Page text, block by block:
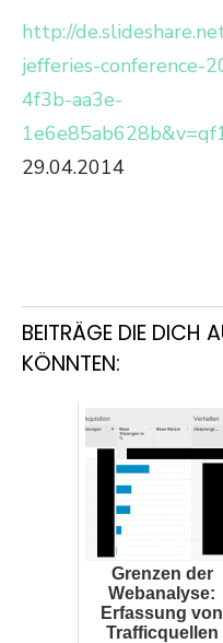
http://
jefferies-conference-
4f3b-aa3e-
29.04.2014
BEITRÄGE DIE DICH
KÖNNTEN:
Grenzen der
Webanalyse:
Erfassung von
Trafficquellen